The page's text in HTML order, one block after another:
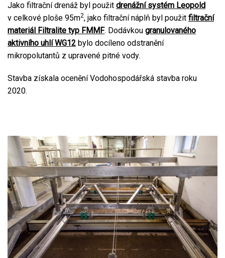
Jako filtrační drenáž byl použit drenážní systém Leopold
v celkové ploše 95m2, jako filtrační náplň byl použit filtrační
materiál Filtralite typ FMMF. Dodávkou granulovaného
aktivního uhlí WG12 bylo docíleno odstranění
mikropolutantů z upravené pitné vody.
Stavba získala ocenění Vodohospodářská stavba roku
2020.